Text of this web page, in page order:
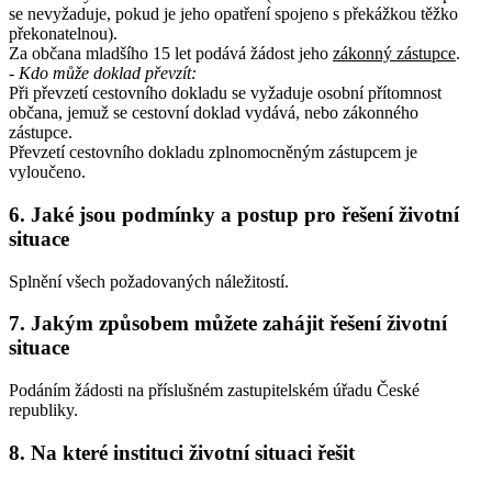
se nevyžaduje, pokud je jeho opatření spojeno s překážkou těžko
překonatelnou).
Za občana mladšího 15 let podává žádost jeho zákonný zástupce.
- Kdo může doklad převzít:
Při převzetí cestovního dokladu se vyžaduje osobní přítomnost
občana, jemuž se cestovní doklad vydává, nebo zákonného
zástupce.
Převzetí cestovního dokladu zplnomocněným zástupcem je
vyloučeno.
6. Jaké jsou podmínky a postup pro řešení životní
situace
Splnění všech požadovaných náležitostí.
7. Jakým způsobem můžete zahájit řešení životní
situace
Podáním žádosti na příslušném zastupitelském úřadu České
republiky.
8. Na které instituci životní situaci řešit